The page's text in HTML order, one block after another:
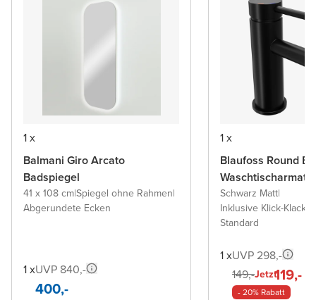
1 x
Balmani Giro Arcato
Badspiegel
41 x 108 cm|Spiegel ohne Rahmen|
Abgerundete Ecken
1 xUVP 840,-
400,-
1 x
Blaufoss Round
Schwarz Matt|
Inklusive Klick-Klack
Standard
1 xUVP 298,-
149,-Jetzt119,-
- 20% Rabatt